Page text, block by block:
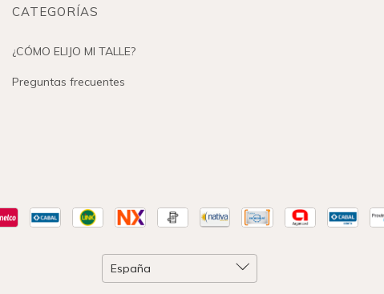
CATEGORÍAS
¿CÓMO ELIJO MI TALLE?
Preguntas frecuentes